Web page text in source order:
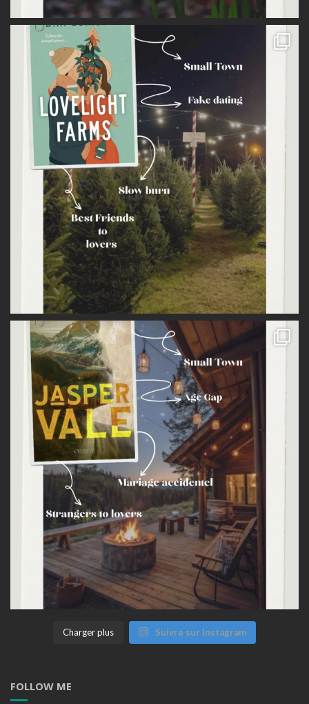
Charger plus Suivre sur Instagram
FOLLOW ME